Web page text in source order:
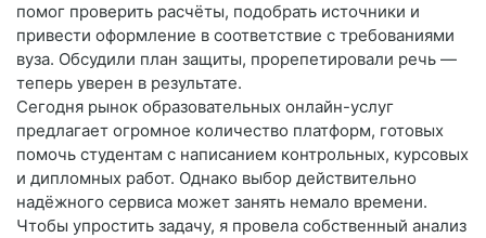
помог проверить расчёты, подобрать источники и
привести оформление в соответствие с требованиями
вуза. Обсудили план защиты, прорепетировали речь —
теперь уверен в результате.
Сегодня рынок образовательных онлайн-услуг
предлагает огромное количество платформ, готовых
помочь студентам с написанием контрольных, курсовых
и дипломных работ. Однако выбор действительно
надёжного сервиса может занять немало времени.
Чтобы упростить задачу, я провела собственный анализ